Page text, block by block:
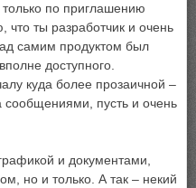
по приглашению
ты разработчик и очень
самим продуктом был
доступного.
куда более прозаичной –
пусть и очень
и документами,
но и только. А так – некий